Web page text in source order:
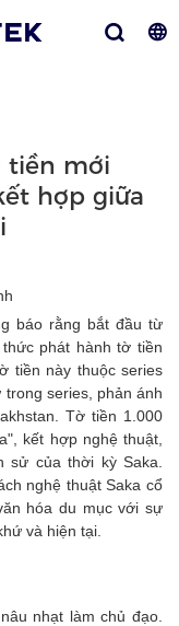
tiền mới
hợp giữa
báo rằng bắt đầu từ
phát hành tờ tiền
tiền này thuộc series
series, phản ánh
Tờ tiền 1.000
kết hợp nghệ thuật,
sử của thời kỳ Saka.
nghệ thuật Saka cổ
hóa du mục với sự
và hiện tại.
nhạt làm chủ đạo.